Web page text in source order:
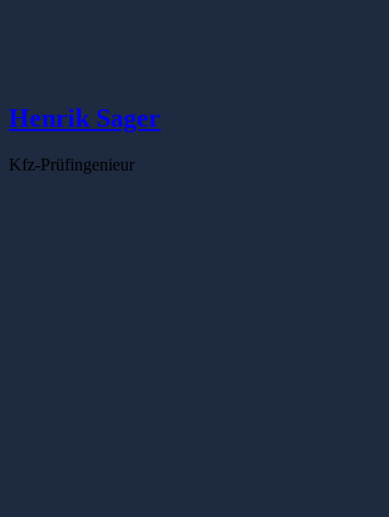
Henrik Sager
Kfz-Prüfingenieur